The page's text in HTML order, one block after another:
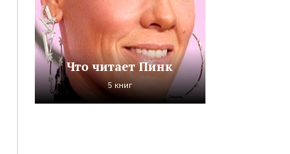
Что читает Пинк
5 книг